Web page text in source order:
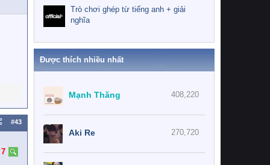
#43
7
Trò chơi ghép từ tiếng anh + giải
nghĩa
Được thích nhiều nhất
408,220
Mạnh Thăng
270,720
Aki Re